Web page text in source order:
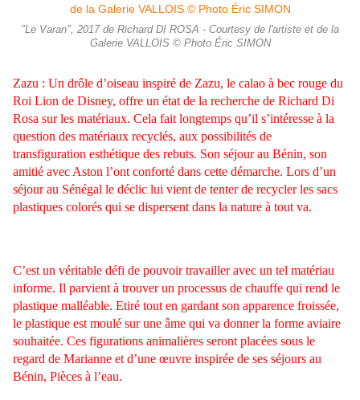
"Le Varan", 2017 de Richard DI ROSA - Courtesy de l'artiste et de la
Galerie VALLOIS © Photo Éric SIMON
Zazu : Un drôle d’oiseau inspiré de Zazu, le calao à bec rouge du
Roi Lion de Disney, offre un état de la recherche de Richard Di
Rosa sur les matériaux. Cela fait longtemps qu’il s’intéresse à la
question des matériaux recyclés, aux possibilités de
transfiguration esthétique des rebuts. Son séjour au Bénin, son
amitié avec Aston l’ont conforté dans cette démarche. Lors d’un
séjour au Sénégal le déclic lui vient de tenter de recycler les sacs
plastiques colorés qui se dispersent dans la nature à tout va.
C’est un véritable défi de pouvoir travailler avec un tel matériau
informe. Il parvient à trouver un processus de chauffe qui rend le
plastique malléable. Etiré tout en gardant son apparence froissée,
le plastique est moulé sur une âme qui va donner la forme aviaire
souhaitée. Ces figurations animalières seront placées sous le
regard de Marianne et d’une œuvre inspirée de ses séjours au
Bénin, Pièces à l’eau.